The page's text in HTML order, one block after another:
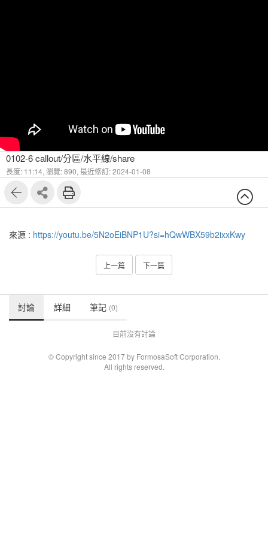
0102-6 callout/分區/水平線/share
長度: 11:14, 瀏覽: 890, 最近修訂: 2024-01-08
來源 : https://youtu.be/5N2oEiBNP1U?si=hQwWBX59b2ixxKwy
上一篇 下一篇
討論 詳細 筆記 (0)
目前沒有討論
© Copyright since 2017 by FormosaSoft Corporation.
All rights reserved.